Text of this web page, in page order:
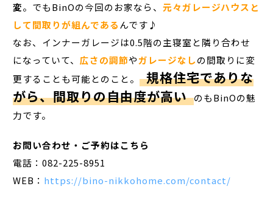
変。でもBinOの今回のお家なら、元々ガレージハウスと
して間取りが組んであるんです♪
なお、インナーガレージは0.5階の主寝室と隣り合わせ
になっていて、広さの調節やガレージなしの間取りに変
更することも可能とのこと。 規格住宅でありな
がら、間取りの自由度が高い のもBinOの魅
力です。
お問い合わせ・ご予約はこちら
電話：082-225-8951
WEB： https://bino-nikkohome.com/contact/